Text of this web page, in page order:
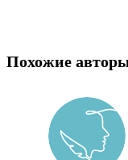
Похожие